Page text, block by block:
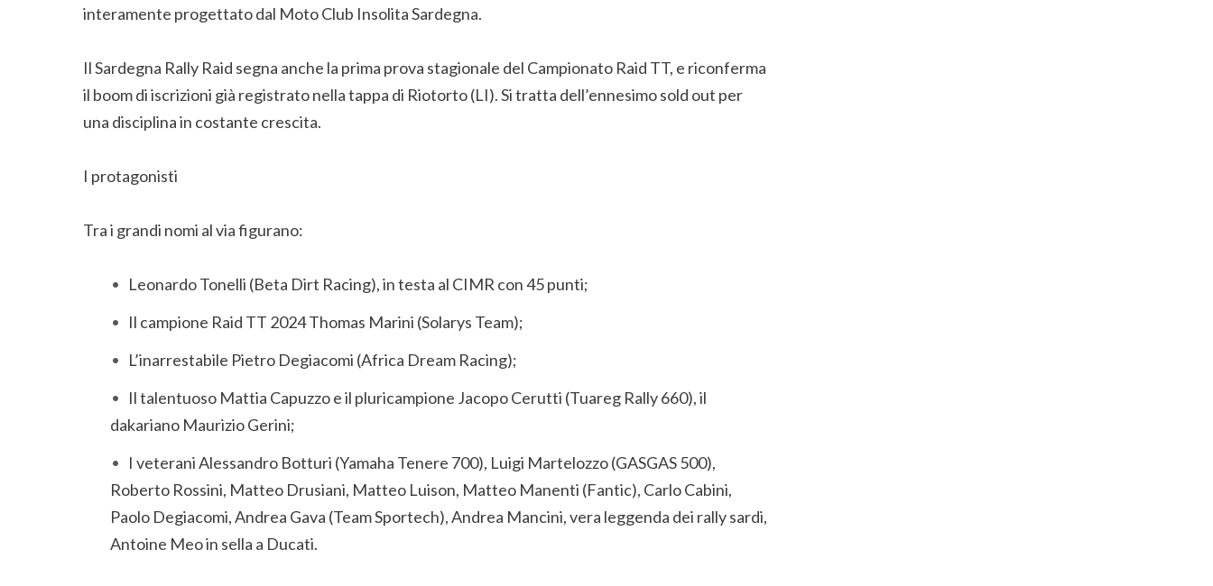
interamente progettato dal Moto Club Insolita Sardegna.
Il Sardegna Rally Raid segna anche la prima prova stagionale del Campionato Raid TT, e riconferma
il boom di iscrizioni già registrato nella tappa di Riotorto (LI). Si tratta dell’ennesimo sold out per
una disciplina in costante crescita.
I protagonisti
Tra i grandi nomi al via figurano:
Leonardo Tonelli (Beta Dirt Racing), in testa al CIMR con 45 punti;
Il campione Raid TT 2024 Thomas Marini (Solarys Team);
L’inarrestabile Pietro Degiacomi (Africa Dream Racing);
Il talentuoso Mattia Capuzzo e il pluricampione Jacopo Cerutti (Tuareg Rally 660), il
dakariano Maurizio Gerini;
I veterani Alessandro Botturi (Yamaha Tenere 700), Luigi Martelozzo (GASGAS 500),
Roberto Rossini, Matteo Drusiani, Matteo Luison, Matteo Manenti (Fantic), Carlo Cabini,
Paolo Degiacomi, Andrea Gava (Team Sportech), Andrea Mancini, vera leggenda dei rally sardi,
Antoine Meo in sella a Ducati.